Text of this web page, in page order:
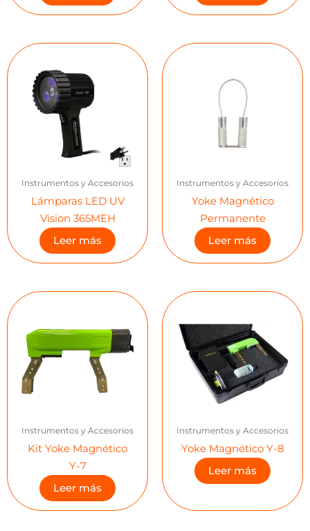
Instrumentos y Accesorios
Lámparas LED UV
Vision 365MEH
Leer más
Instrumentos y Accesorios
Yoke Magnético
Permanente
Leer más
Instrumentos y Accesorios
Kit Yoke Magnético
Y-7
Leer más
Instrumentos y Accesorios
Yoke Magnético Y-8
Leer más